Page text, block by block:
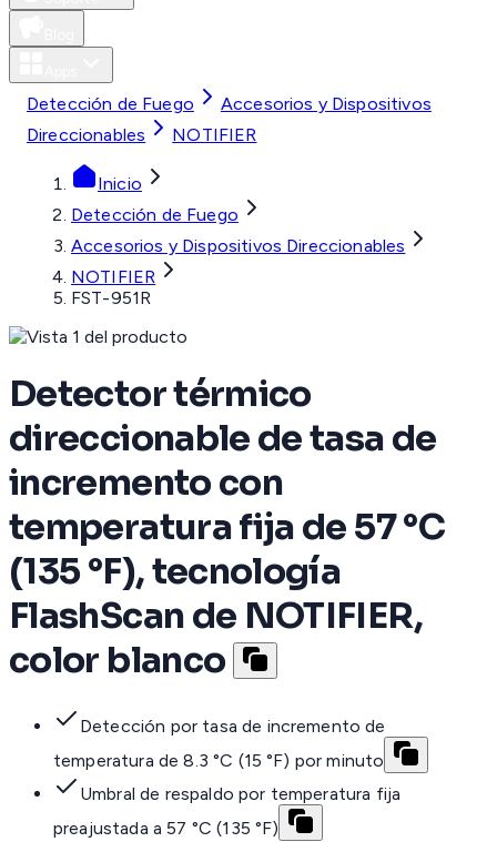
Detección de Fuego
Accesorios y Dispositivos
Direccionables
NOTIFIER
Inicio
Detección de Fuego
Accesorios y Dispositivos Direccionables
NOTIFIER
FST-951R
Detector térmico
direccionable de tasa de
incremento con
temperatura fija de 57 °C
(135 °F), tecnología
FlashScan de NOTIFIER,
color blanco
Detección por tasa de incremento de
temperatura de 8.3 °C (15 °F) por minuto
Umbral de respaldo por temperatura fija
preajustada a 57 °C (135 °F)